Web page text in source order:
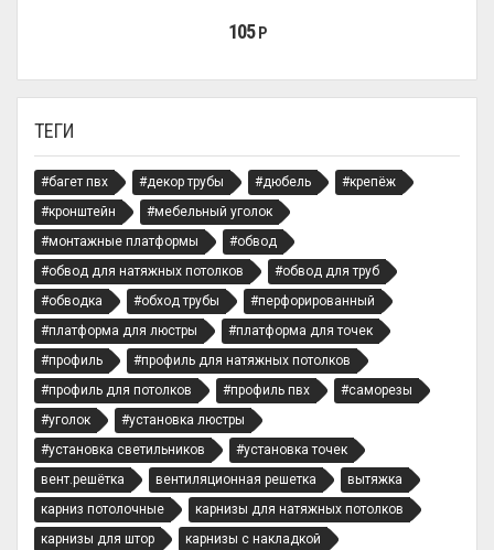
ТЕГИ
#багет пвх #декор трубы #дюбель
#крепёж
#кронштейн
#мебельный уголок
#монтажные платформы
#обвод
#обвод для натяжных потолков
#обвод для труб
#обводка
#обход трубы
#перфорированный
#платформа для люстры
#платформа для точек
#профиль
#профиль для натяжных потолков
#профиль для потолков
#профиль пвх
#саморезы
#уголок
#установка люстры
#установка светильников
#установка точек
вент.решётка
вентиляционная решетка
вытяжка
карниз потолочные
карнизы для натяжных потолков
карнизы для штор
карнизы с накладкой
105 Р